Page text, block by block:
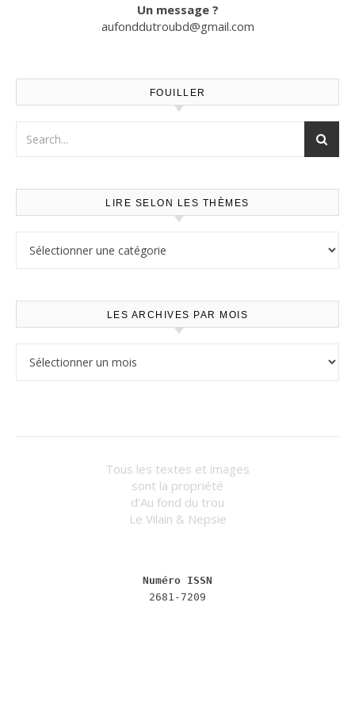
Un message ?
aufonddutroubd@gmail.com
FOUILLER
LIRE SELON LES THÈMES
LES ARCHIVES PAR MOIS
Tous les textes et images
sont la propriété
d’Au fond du trou
Le Vilain & Nepsie
Numéro ISSN
2681-7209